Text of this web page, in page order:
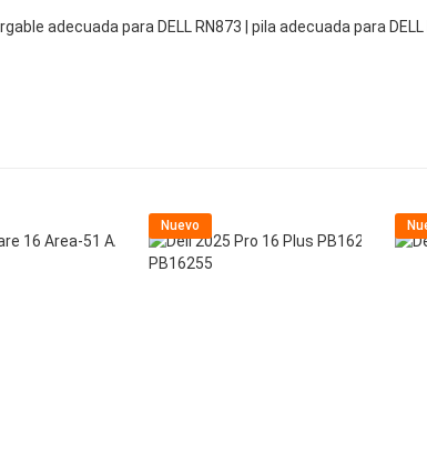
adecuada para DELL RN873 | pila adecuada para
Nuevo